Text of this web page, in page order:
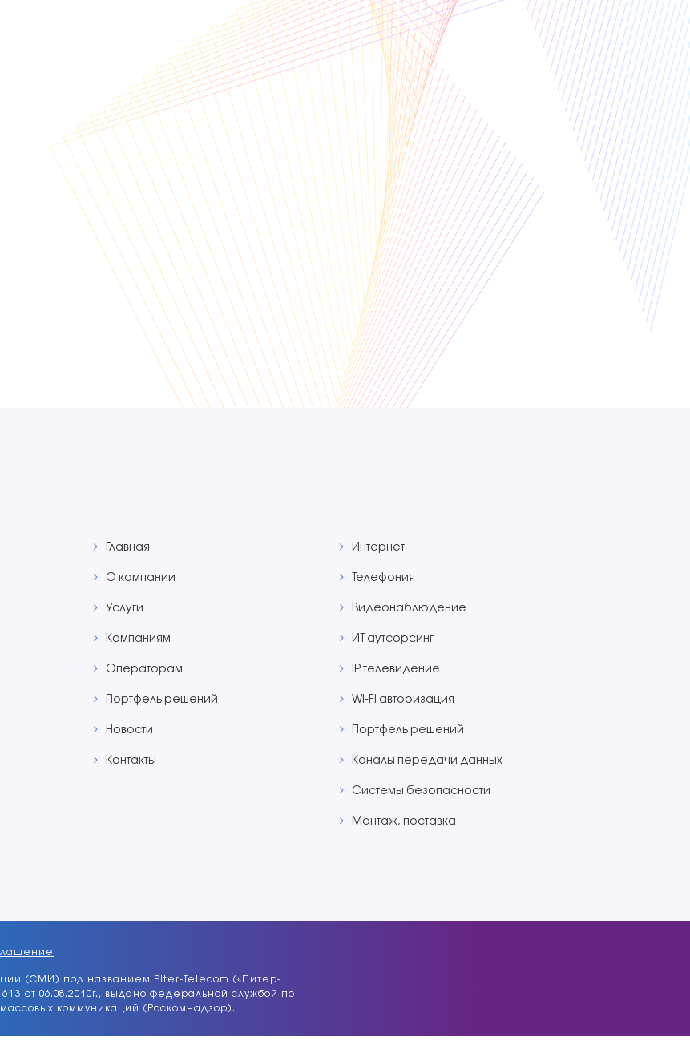
Главная
О компании
Услуги
Компаниям
Операторам
Портфель решений
Новости
Контакты
Интернет
Телефония
Видеонаблюдение
ИТ aутсорсинг
IP телевидение
WI-FI авторизация
Портфель решений
Каналы передачи данных
Системы безопасности
Монтаж, поставка
(СМИ) под названием Piter-Telecom («Питер-
от 06.08.2010г., выдано федеральной службой по
коммуникаций (Роскомнадзор).